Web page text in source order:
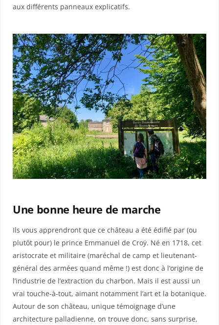
aux différents panneaux explicatifs.
Une bonne heure de marche
Ils vous apprendront que ce château a été édifié par (ou
plutôt pour) le prince Emmanuel de Croÿ. Né en 1718, cet
aristocrate et militaire (maréchal de camp et lieutenant-
général des armées quand même !) est donc à l’origine de
l’industrie de l’extraction du charbon. Mais il est aussi un
vrai touche-à-tout, aimant notamment l’art et la botanique.
Autour de son château, unique témoignage d’une
architecture palladienne, on trouve donc, sans surprise,